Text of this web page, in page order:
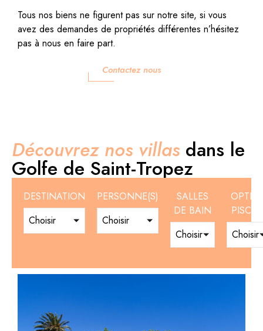
Tous nos biens ne figurent pas sur notre site, si vous
avez des demandes de propriétés différentes n’hésitez
pas à nous en faire part.
Contactez nous
Découvrez nos villas dans le
Golfe de Saint-Tropez
DESTINATION
Choisir
PERSONNE(S)
Choisir
SALLES
DE BAIN
Choisir
Choisir